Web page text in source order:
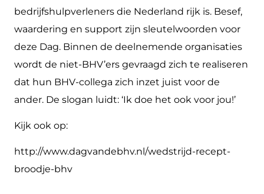
bedrijfshulpverleners die Nederland rijk is. Besef,
waardering en support zijn sleutelwoorden voor
deze Dag. Binnen de deelnemende organisaties
wordt de niet-BHV’ers gevraagd zich te realiseren
dat hun BHV-collega zich inzet juist voor de
ander. De slogan luidt: ‘Ik doe het ook voor jou!’
Kijk ook op:
http://www.dagvandebhv.nl/wedstrijd-recept-
broodje-bhv